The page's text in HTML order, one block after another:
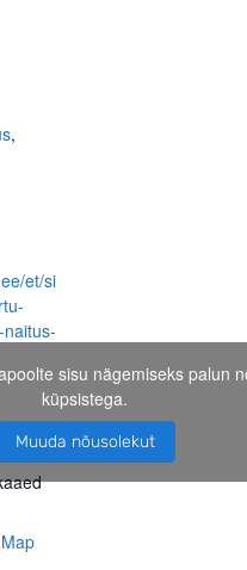
,
et/si
sisu nägemiseks palun
küpsistega.
Muuda nõusolekut